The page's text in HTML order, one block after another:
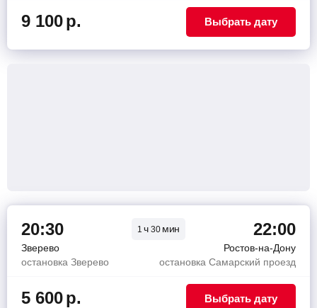
9 100р. Выбрать дату
20:30 1ч 30 мин 22:00
Зверево
Ростов-на-Дону
остановка Зверево
остановка Самарский проезд
5 600р. Выбрать дату